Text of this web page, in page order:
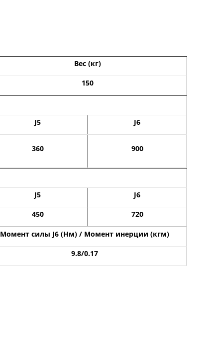
Вес (кг)
150
J5 J6
360 900
J5 J6
450 720
Момент силы J6 (Нм) / Момент инерции (кгм)
9.8/0.17